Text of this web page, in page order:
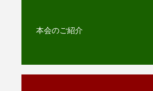
本会のご紹介